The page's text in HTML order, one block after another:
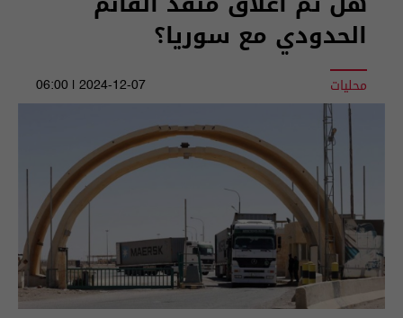
الحدودي مع سوريا؟
محليات 2024-12-07 | 06:00